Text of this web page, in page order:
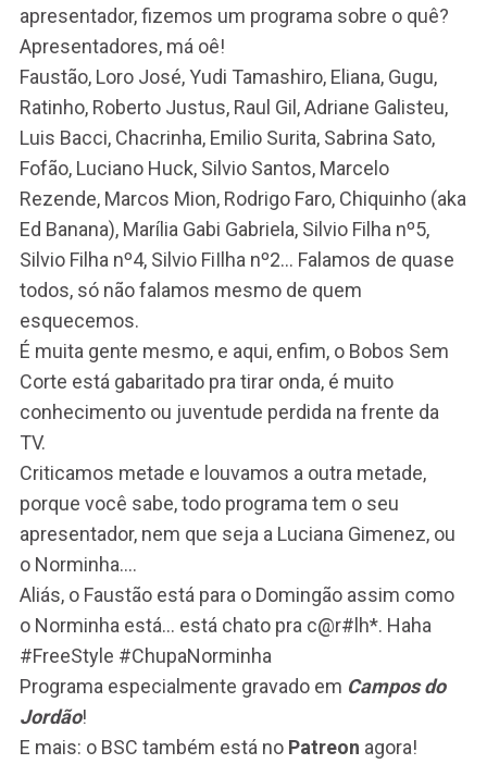
apresentador, fizemos um programa sobre o quê?
Apresentadores, má oê!
Faustão, Loro José, Yudi Tamashiro, Eliana, Gugu,
Ratinho, Roberto Justus, Raul Gil, Adriane Galisteu,
Luis Bacci, Chacrinha, Emilio Surita, Sabrina Sato,
Fofão, Luciano Huck, Silvio Santos, Marcelo
Rezende, Marcos Mion, Rodrigo Faro, Chiquinho (aka
Ed Banana), Marília Gabi Gabriela, Silvio Filha nº5,
Silvio Filha nº4, Silvio FiIlha nº2… Falamos de quase
todos, só não falamos mesmo de quem
esquecemos.
É muita gente mesmo, e aqui, enfim, o Bobos Sem
Corte está gabaritado pra tirar onda, é muito
conhecimento ou juventude perdida na frente da
TV.
Criticamos metade e louvamos a outra metade,
porque você sabe, todo programa tem o seu
apresentador, nem que seja a Luciana Gimenez, ou
o Norminha….
Aliás, o Faustão está para o Domingão assim como
o Norminha está… está chato pra c@r#lh*. Haha
#FreeStyle #ChupaNorminha
Programa especialmente gravado em Campos do
Jordão!
E mais: o BSC também está no Patreon agora!